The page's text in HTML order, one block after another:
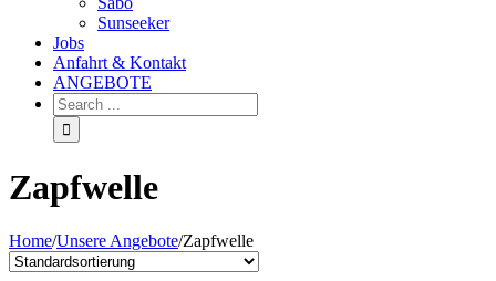
Sunseeker
Jobs
Anfahrt & Kontakt
ANGEBOTE
Zapfwelle
Home/Unsere Angebote/Zapfwelle